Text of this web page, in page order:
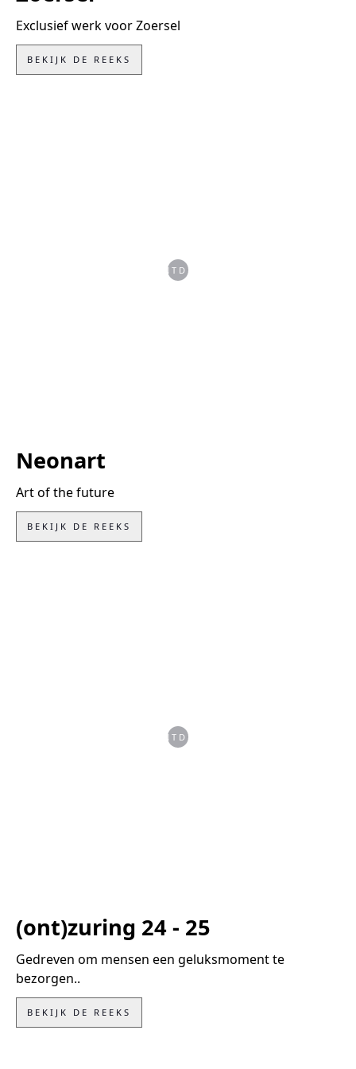
Exclusief werk voor Zoersel
BEKIJK DE REEKS
ONTDEK
Neonart
Art of the future
BEKIJK DE REEKS
ONTDEK
(ont)zuring 24 - 25
Gedreven om mensen een geluksmoment te
bezorgen..
BEKIJK DE REEKS